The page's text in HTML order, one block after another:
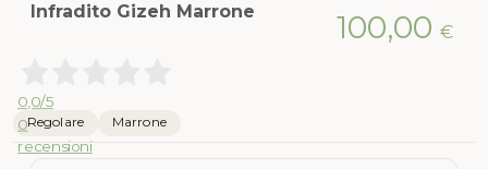
Infradito Gizeh Marrone 100,00 €
0,0/5
0
recensioni
Regolare Marrone